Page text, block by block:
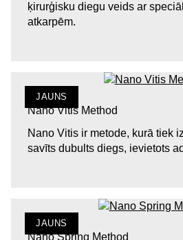
ķirurģisku diegu veids ar
atkarpēm.
JAUNS
Nano Vitis Method
Nano Vitis ir metode, kurā tiek
savīts dubults diegs, ievietots
JAUNS
Nano Spring Method